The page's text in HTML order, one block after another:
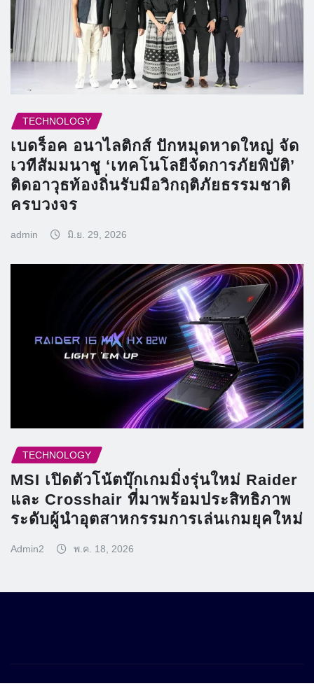
TECHNOLOGY
เบดร็อค อนาไลติกส์ ปักหมุดหาดใหญ่ จัด
เวทีสัมมนาชู ‘เทคโนโลยีจัดการภัยพิบัติ’
ติดอาวุธท้องถิ่นรับมือวิกฤติภัยธรรมชาติ
ครบวงจร
admin มิ.ย. 29, 2026
TECHNOLOGY
MSI เปิดตัวโน้ตบุ๊กเกมมิ่งรุ่นใหม่ Raider
และ Crosshair ที่มาพร้อมประสิทธิภาพ
ระดับผู้นำอุตสาหกรรมการเล่นเกมยุคใหม่
Admin2 พ.ค. 18, 2026